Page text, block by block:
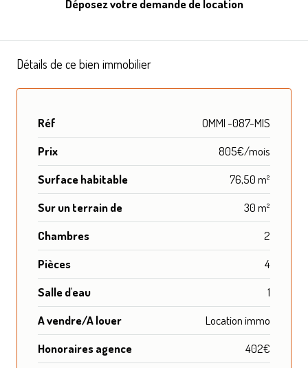
Déposez votre demande de location
Détails de ce bien immobilier
Réf
OMMI -087-MIS
Prix
805€/mois
Surface habitable
76,50 m²
Sur un terrain de
30 m²
Chambres
2
Pièces
4
Salle d'eau
1
A vendre/A louer
Location immo
Honoraires agence
402€